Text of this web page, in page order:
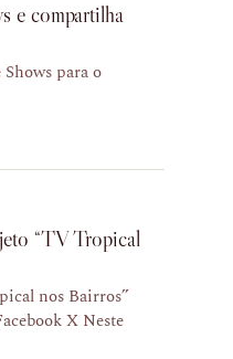
e compartilha
para o
“TV Tropical
nos Bairros”
X Neste